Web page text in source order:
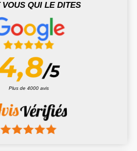
VOUS QUI LE DITES
Plus de 4000 avis